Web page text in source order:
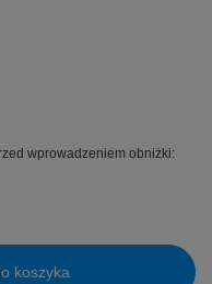
wprowadzeniem obniżki:
koszyka